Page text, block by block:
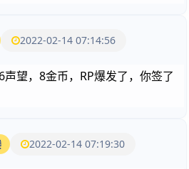
2022-02-14 07:14:56
望，8金币，RP爆发了，你签了
2022-02-14 07:19:30